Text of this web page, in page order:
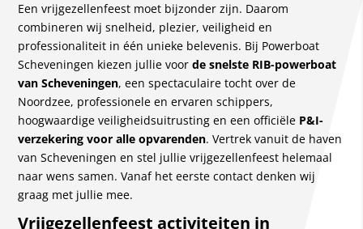
Een vrijgezellenfeest moet bijzonder zijn. Daarom
combineren wij snelheid, plezier, veiligheid en
professionaliteit in één unieke belevenis. Bij Powerboat
Scheveningen kiezen jullie voorde snelste RIB-powerboat
van Scheveningen, een spectaculaire tocht over de
Noordzee, professionele en ervaren schippers,
hoogwaardige veiligheidsuitrusting en een officiële P&I-
verzekering voor alle opvarenden. Vertrek vanuit de haven
van Scheveningen en stel jullie vrijgezellenfeest helemaal
naar wens samen. Vanaf het eerste contact denken wij
graag met jullie mee.
Vrijgezellenfeest activiteiten in